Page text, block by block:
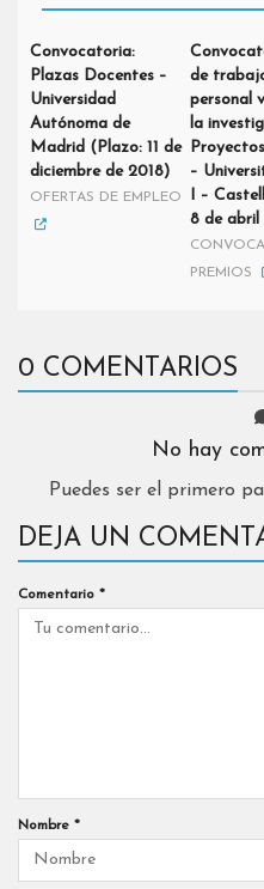
Convocatoria:
Plazas Docentes –
Universidad
Autónoma de
Madrid (Plazo: 11 de
diciembre de 2018)
OFERTAS DE EMPLEO
de
personal
la
–
I –
8 de
PREMIOS
0 COMENTARIOS
No hay
Puedes ser el primero
DEJA UN
Comentario *
Nombre *